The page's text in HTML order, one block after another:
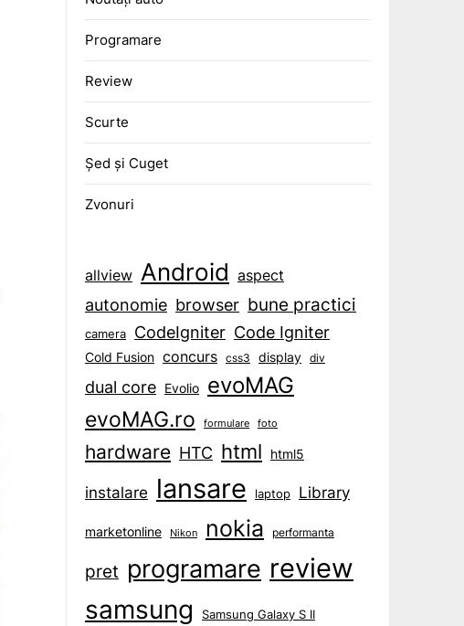
Programare
Review
Scurte
Șed și Cuget
Zvonuri
allview Android aspect
autonomie browser bune practici
camera CodeIgniter Code Igniter
Cold Fusion concurs css3 display div
dual core Evolio evoMAG
evoMAG.ro formulare foto
hardware HTC html html5
instalare lansare laptop Library
marketonline Nikon nokia performanta
pret programare review
samsung Samsung Galaxy S II